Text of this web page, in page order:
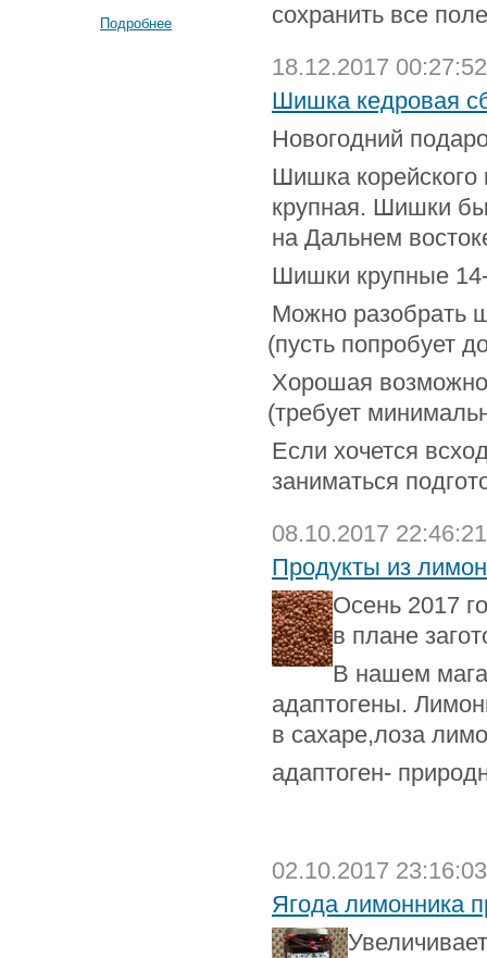
Подробнее
сохранить все
18.12.2017 00:27:52
Шишка кедровая
Новогодний
Шишка корейского
крупная. Шишки
на Дальнем
Шишки крупные
Можно разобрать
(пусть попробует
Хорошая
(требует
Если хочется
заниматься
08.10.2017 22:46:21
Продукты из
Осень 2017
в плане
В нашем
адаптогены.
в сахаре,лоза
адаптоген-
02.10.2017 23:16:03
Ягода лимонника